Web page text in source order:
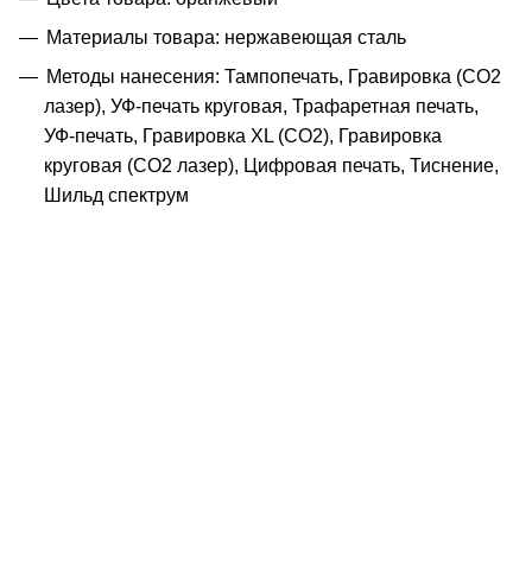
Материалы товара: нержавеющая cталь
Методы нанесения: Тампопечать, Гравировка (CO2
лазер), УФ-печать круговая, Трафаретная печать,
УФ-печать, Гравировка XL (СО2), Гравировка
круговая (CO2 лазер), Цифровая печать, Тиснение,
Шильд спектрум